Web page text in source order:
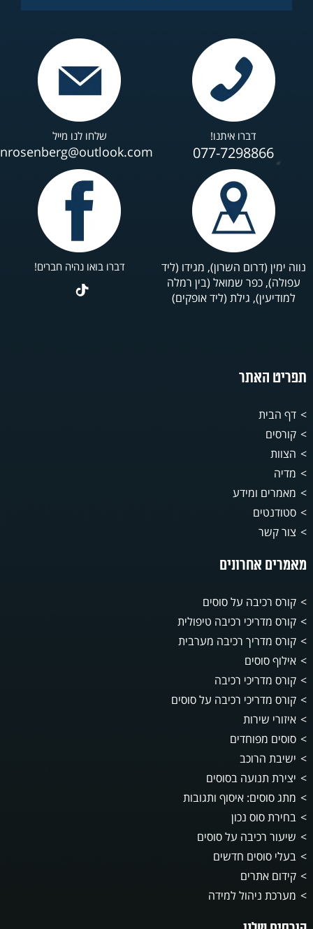
דברו איתנו!
077-7298866
שלחו לנו מייל
נווה ימין (דרום השרון), מגידו (ליד
עפולה), כפר שמואל (בין רמלה
למודיעין), גילת (ליד אופקים)
דברו בואו נהיה חברים!
תפריט האתר
דף הבית
קורסים
הצוות
מדיה
מאמרים ומידע
סטודנטים
צור קשר
מאמרים אחרונים
קורס רכיבה על סוסים
קורס מדריכי רכיבה טיפולית
קורס מדריך רכיבה מערבית
אילוף סוסים
קורס מדריכי רכיבה
קורס מדריכי רכיבה על סוסים
איזורי שירות
סוסים מפוחדים
ישיבת הרוכב
יצירת תנועה בסוסים
מתג סוסים: איסוף ותגובות
בחירת סוס נכון
שיעור רכיבה על סוסים
בעלי סוסים חדשים
קידום אתרים
מערכת ניהול למידה